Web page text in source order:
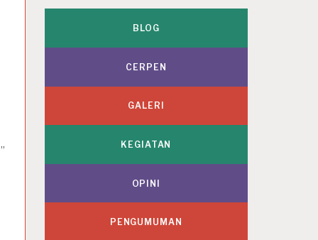
BLOG
CERPEN
GALERI
KEGIATAN
OPINI
PENGUMUMAN